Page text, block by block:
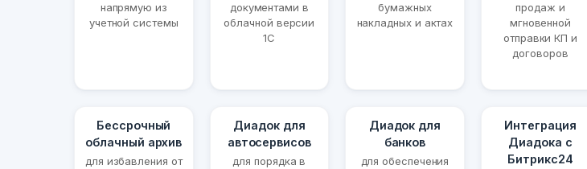
напрямую из
учетной системы
документами в
облачной версии
1С
бумажных
накладных и актах
продаж и
мгновенной
отправки КП и
договоров
Бессрочный
облачный архив
для избавления от
Диадок для
автосервисов
для порядка в
Диадок для
банков
для обеспечения
Интеграция
Диадока с
Битрикс24